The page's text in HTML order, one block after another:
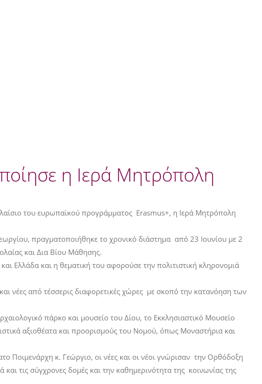
η Ιερά Μητρόπολη
του ευρωπαϊκού προγράμματος Erasmus+, η Ιερά Μητρόπολη
πραγματοποιήθηκε το χρονικό διάστημα από 23 Ιουνίου με 2
και Δια Βίου Μάθησης.
Ελλάδα και η θεματική του αφορούσε την πολιτιστική κληρονομιά
νέες από τέσσερις διαφορετικές χώρες με σκοπό την κατανόηση των
πάρκο και μουσείο του Δίου, το Εκκλησιαστικό Μουσείο
αξιοθέατα και προορισμούς του Νομού, όπως Μοναστήρια και
Ποιμενάρχη κ. Γεώργιο, οι νέες και οι νέοι γνώρισαν την Ορθόδοξη
τις σύγχρονες δομές και την καθημερινότητα της κοινωνίας της